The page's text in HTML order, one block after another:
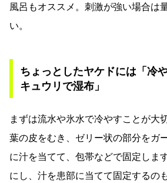
風呂もオススメ。刺激が強い場合は
い。
ちょっとしたヤケドには「冷
キュウリで湿布」
まずは流水や氷水で冷やすことが大
葉の皮をむき、ゼリー状の部分をガ
に汁を当てて、包帯などで固定しま
にし、汁を患部に当てて固定するの